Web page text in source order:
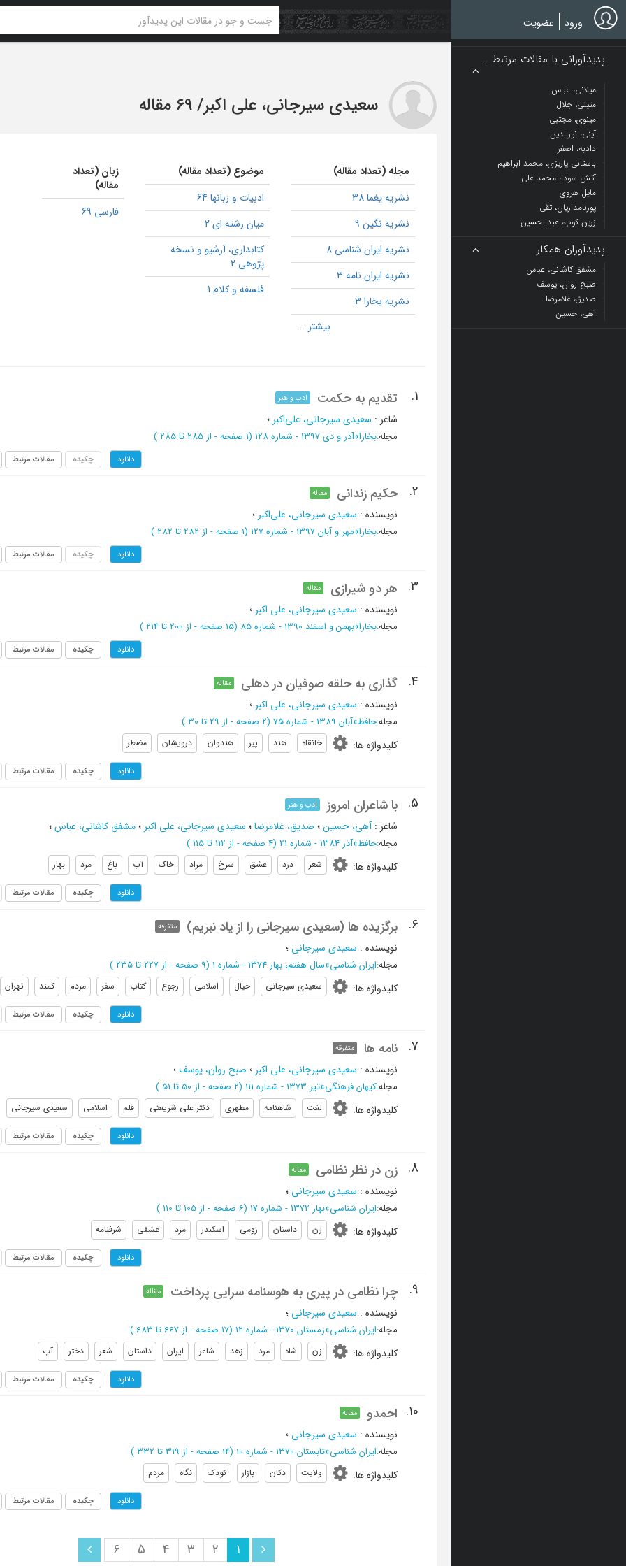
Skip
to
main
ورود عضویت
پدیدآورانی با مقالات مرتبط ...
میلانی، عباس
متینی، جلال
مینوی، مجتبی
آینی، نورالدین
دادبه، اصغر
باستانی پاریزی، محمد ابراهیم
آتش سودا، محمد علی
مایل هروی
پورنامداریان، تقی
زرین کوب، عبدالحسین
پدیدآوران همکار
مشفق کاشانی، عباس
صبح روان، یوسف
صدیق، غلامرضا
آهی، حسین
سعیدی سیرجانی، علی اکبر/69 مقاله
مجله (تعداد مقاله)
نشریه یغما 38
نشریه نگین 9
نشریه ایران شناسی 8
نشریه ایران نامه 3
نشریه بخارا 3
موضوع (تعداد مقاله)
ادبیات و زبانها 64
میان رشته ای 2
كتابداری، آرشیو و نسخه
پژوهی 2
فلسفه و کلام 1
زبان (تعداد
مقاله)
فارسی 69
1. تقدیم به حکمت ادب و هنر
شاعر : سعیدی سیرجانی، علی‌اکبر ؛
مجله:بخارا»آذر و دی 1397 - شماره 128 (‎1 صفحه - از 285 تا 285 )
دانلود چکیده مقالات مرتبط
2. حکیم زندانی مقاله
نویسنده : سعیدی سیرجانی، علی‌اکبر ؛
مجله:بخارا»مهر و آبان 1397 - شماره 127 (‎1 صفحه - از 282 تا 282 )
دانلود چکیده مقالات مرتبط
3. هر دو شیرازی مقاله
نویسنده : سعیدی سیرجانی، علی اکبر ؛
مجله:بخارا»بهمن و اسفند 1390 - شماره 85 (‎15 صفحه - از 200 تا 214 )
دانلود چکیده مقالات مرتبط
4. گذاری به حلقه صوفیان در دهلی مقاله
نویسنده : سعیدی سیرجانی، علی اکبر ؛
مجله:حافظ»آبان 1389 - شماره 75 (‎2 صفحه - از 29 تا 30 )
کلیدواژه ها: خانقاه هند پیر هندوان درویشان مضطر
دانلود چکیده مقالات مرتبط
5. با شاعران امروز ادب و هنر
شاعر :آهی، حسین؛ صدیق، غلامرضا؛ سعیدی سیرجانی، علی اکبر ؛مشفق کاشانی، عباس؛
مجله:حافظ»آذر 1384 - شماره 21 (‎4 صفحه - از 112 تا 115 )
کلیدواژه ها: شعر درد عشق سرخ مراد خاک آب باغ مرد بهار
دانلود چکیده مقالات مرتبط
6. برگزیده ها (سعیدی سیرجانی را از یاد نبریم) متفرقه
نویسنده : سعیدی سیرجانی ؛
مجله:ایران شناسی»سال هفتم، بهار 1374 - شماره 1 (‎9 صفحه - از 227 تا 235 )
کلیدواژه ها: سعیدی سیرجانی خیال اسلامی رجوع کتاب سفر مردم کمند تهران
دانلود چکیده مقالات مرتبط
7. نامه ها متفرقه
نویسنده : سعیدی سیرجانی، علی اکبر ؛ صبح روان، یوسف؛
مجله:کیهان فرهنگی»تير 1373 - شماره 111 (‎2 صفحه - از 50 تا 51 )
کلیدواژه ها: لغت شاهنامه مطهری دکتر علی شریعتی قلم اسلامی سعیدی سیرجانی
دانلود چکیده مقالات مرتبط
8. زن در نظر نظامی مقاله
نویسنده : سعیدی سیرجانی ؛
مجله:ایران شناسی»بهار 1372 - شماره 17 (‎6 صفحه - از 105 تا 110 )
کلیدواژه ها: زن داستان رومی اسکندر مرد عشقی شرفنامه
دانلود چکیده مقالات مرتبط
9. چرا نظامی در پیری به هوسنامه سرایی پرداخت مقاله
نویسنده : سعیدی سیرجانی ؛
مجله:ایران شناسی»زمستان 1370 - شماره 12 (‎17 صفحه - از 667 تا 683 )
کلیدواژه ها: زن شاه مرد زهد شاعر ایران داستان شعر دختر آب
دانلود چکیده مقالات مرتبط
10. احمدو مقاله
نویسنده : سعیدی سیرجانی ؛
مجله:ایران شناسی»تابستان 1370 - شماره 10 (‎14 صفحه - از 319 تا 332 )
کلیدواژه ها: ولایت دکان بازار کودک نگاه مردم
دانلود چکیده مقالات مرتبط
1
2
3
4
5
6